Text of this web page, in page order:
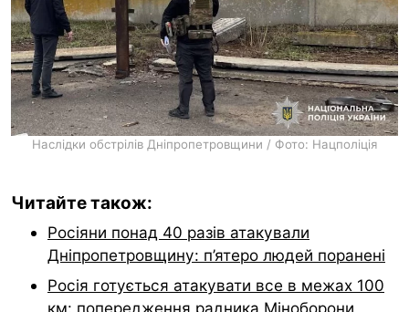
Наслідки обстрілів Дніпропетровщини / Фото: Нацполіція
Читайте також:
Росіяни понад 40 разів атакували
Дніпропетровщину: п’ятеро людей поранені
Росія готується атакувати все в межах 100
км: попередження радника Міноборони